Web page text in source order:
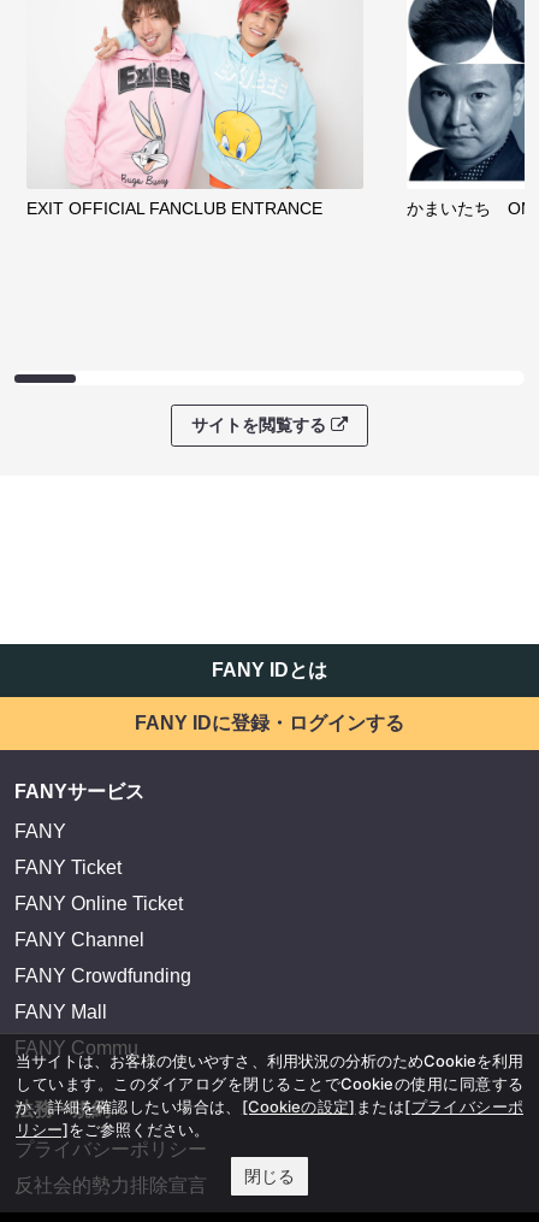
EXIT OFFICIAL FANCLUB ENTRANCE かまいたち
サイトを閲覧する
FANY IDとは
FANY IDに登録・ログインする
FANYサービス
FANY
FANY Ticket
FANY Online Ticket
FANY Channel
FANY Crowdfunding
FANY Mall
FANY Commu
法務・規約
プライバシーポリシー
反社会的勢力排除宣言
当サイトは、お客様の使いやすさ、利用状況の分析のためCookieを利用
しています。このダイアログを閉じることでCookieの使用に同意する
か、詳細を確認したい場合は、 [Cookieの設定] または[プライバシーポ
リシー]をご参照ください。
閉じる